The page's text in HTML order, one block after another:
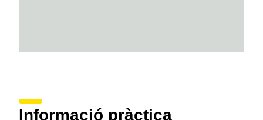
Informació pràctica